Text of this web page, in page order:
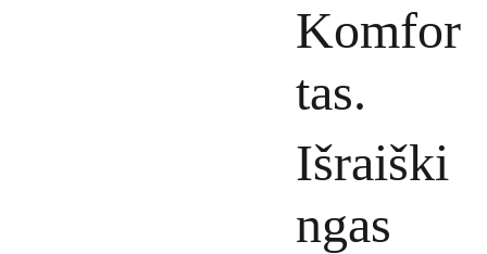
Komfor
tas.
Išraiški
ngas